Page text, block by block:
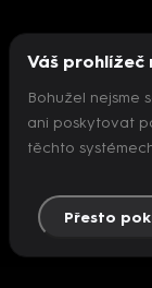
Váš
Bohužel nejsme
ani poskytovat
těchto
Přesto